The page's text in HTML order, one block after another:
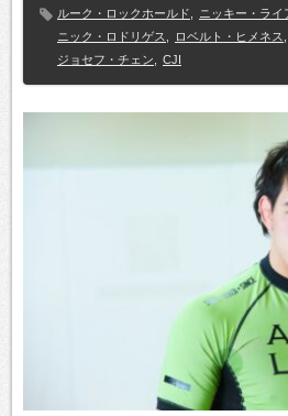
ルーク・ロックホールド ニッキー・ライ
ニック・ロドリゲス
ロベルト・ヒメネス
ジョセフ・チェン
CJI